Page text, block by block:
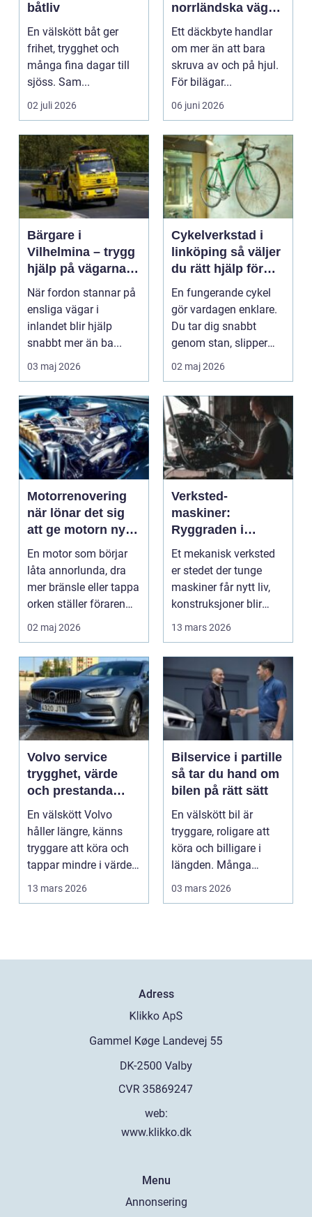
båtliv
En välskött båt ger
frihet, trygghet och
många fina dagar till
sjöss. Sam...
02 juli 2026
norrländska vägar
året runt
Ett däckbyte handlar
om mer än att bara
skruva av och på hjul.
För bilägar...
06 juni 2026
Bärgare i
Vilhelmina – trygg
hjälp på vägarna
året runt
När fordon stannar på
ensliga vägar i
inlandet blir hjälp
snabbt mer än ba...
03 maj 2026
Cykelverkstad i
linköping så väljer
du rätt hjälp för
din cykel
En fungerande cykel
gör vardagen enklare.
Du tar dig snabbt
genom stan, slipper
köer och får motion ...
02 maj 2026
Motorrenovering
när lönar det sig
att ge motorn nytt
liv?
En motor som börjar
låta annorlunda, dra
mer bränsle eller tappa
orken ställer föraren
inför ett val...
02 maj 2026
Verksted-
maskiner:
Ryggraden i
moderne industri
Et mekanisk verksted
er stedet der tunge
maskiner får nytt liv,
konstruksjoner blir
bygget, og...
13 mars 2026
Volvo service
trygghet, värde
och prestanda
över tid
En välskött Volvo
håller längre, känns
tryggare att köra och
tappar mindre i värde.
Många bilägare v...
13 mars 2026
Bilservice i partille
så tar du hand om
bilen på rätt sätt
En välskött bil är
tryggare, roligare att
köra och billigare i
längden. Många
väntar ändå för länge
03 mars 2026
Adress
web:
www.klikko.dk
Menu
Annonsering